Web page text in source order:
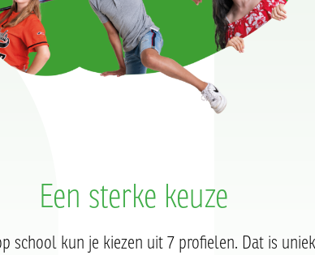
Een sterke keuze
school kun je kiezen uit 7 profielen. Dat is